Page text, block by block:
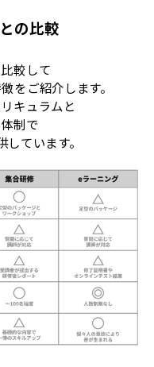
の比較
較して
をご紹介します。
キュラムと
制で
ています。